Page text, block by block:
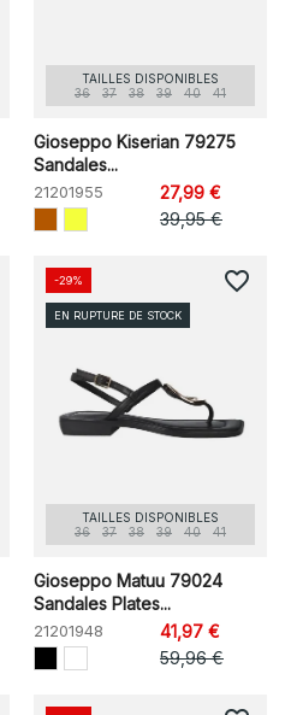
TAILLES DISPONIBLES
36
37 38 39 40 41
Gioseppo Kiserian 79275
Sandales...
21201955
27,99 €
39,95 €
TAILLES DISPONIBLES
36
37 38 39 40 41
Gioseppo Matuu 79024
Sandales Plates...
21201948
41,97 €
59,96 €
-29%
EN RUPTURE DE STOCK
favorite_border